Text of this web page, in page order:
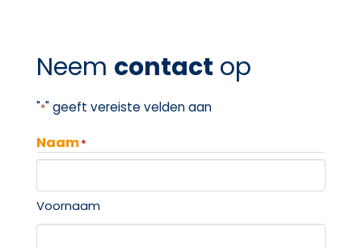
Neem contact op
"*" geeft vereiste velden aan
Naam*
Voornaam